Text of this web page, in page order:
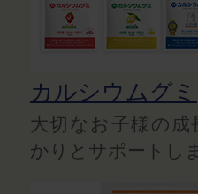
カルシウムグミ
大切なお子様の成
かりとサポートし